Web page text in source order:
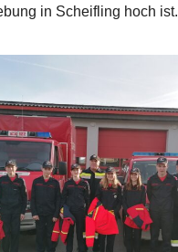
in Scheifling hoch ist.